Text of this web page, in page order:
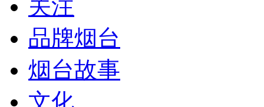
关注
品牌烟台
烟台故事
文化